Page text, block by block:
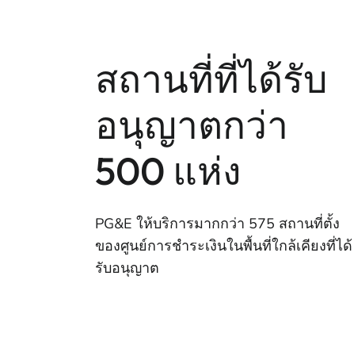
สถานที่ที่ได้รับ
อนุญาตกว่า
500 แห่ง
PG&E ให้บริการมากกว่า 575 สถานที่ตั้ง
ของศูนย์การชําระเงินในพื้นที่ใกล้เคียงที่ได้
รับอนุญาต